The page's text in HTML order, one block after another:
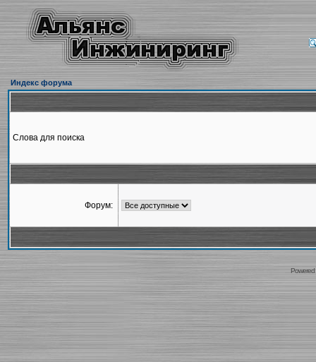
Индекс форума
Слова для поиска
Форум: